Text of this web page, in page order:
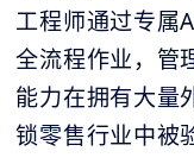
工程师通过专属
全流程作业，管
能力在拥有大量
锁零售行业中被